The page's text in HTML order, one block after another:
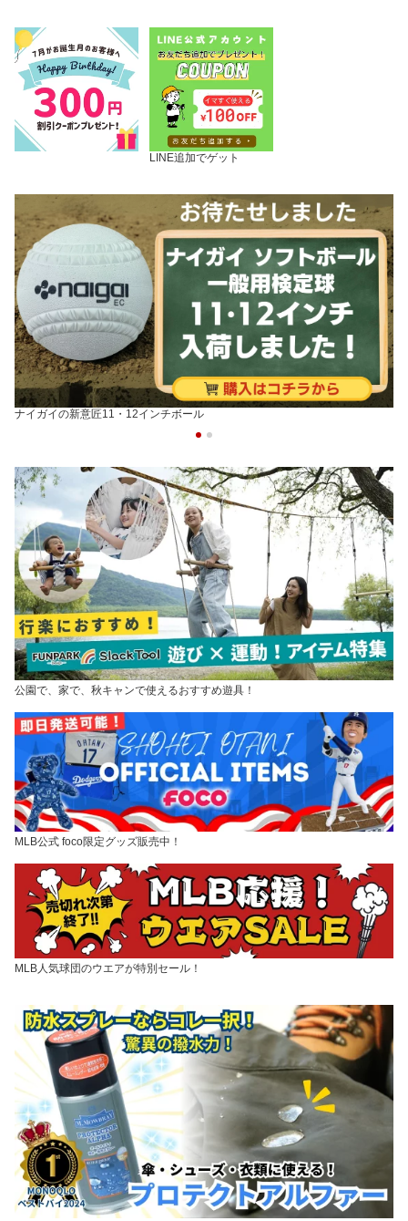
LINE追加でゲット
ナイガイの新意匠11・12インチボール
公園で、家で、秋キャンで使えるおすすめ遊具！
MLB公式 foco限定グッズ販売中！
MLB人気球団のウエアが特別セール！